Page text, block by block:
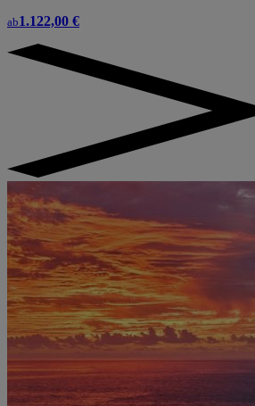
ab1.122,00 €